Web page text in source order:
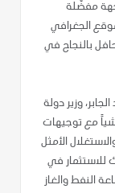
مفضّلة
الجغرافي
بالنجاح في
وزير دولة
مع توجيهات
الأمثل
للاستثمار في
النفط والغاز